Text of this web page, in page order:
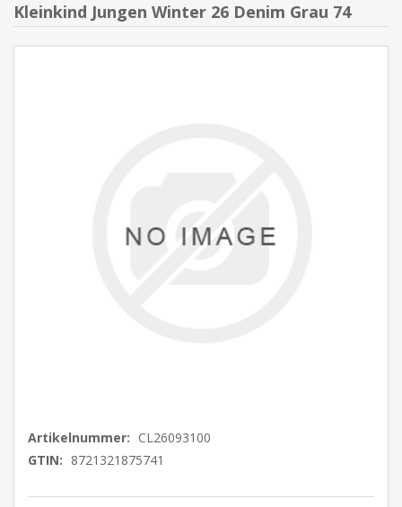
Kleinkind Jungen Winter 26 Denim Grau 74
Artikelnummer: CL26093100
GTIN: 8721321875741